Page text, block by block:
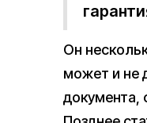
Он
может и не
документа,